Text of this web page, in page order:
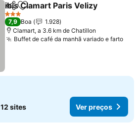
PartilharAdicionar aos favoritos
ibis Clamart Paris Velizy
3 Estrelas
7,9 Boa
1.928
Clamart, a 3.6 km de Chatillon
Buffet de café da manhã variado e farto
12 sites Ver preços